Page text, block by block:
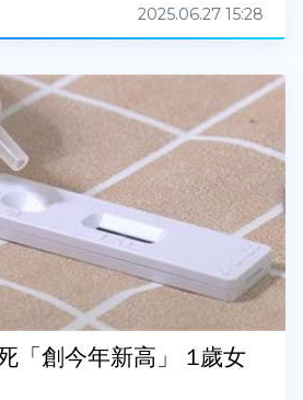
2025.06.27 15:28
「創今年新高」 1歲女